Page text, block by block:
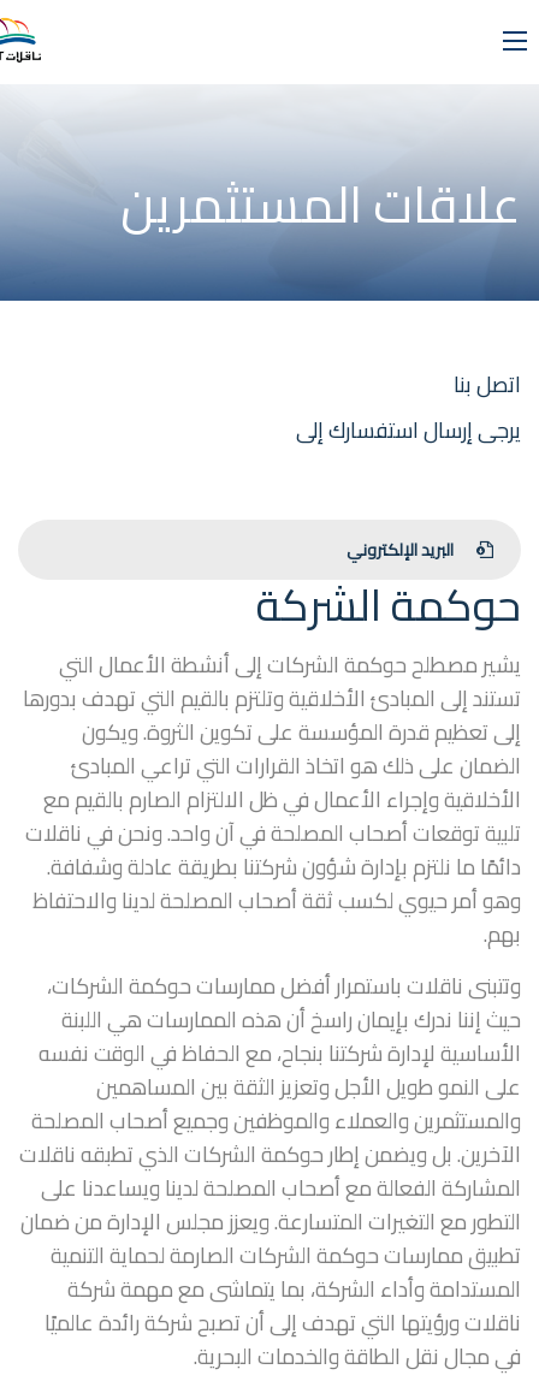
علاقات المستثمرين
اتصل بنا
يرجى إرسال استفسارك إلى
البريد الإلكتروني
حوكمة الشركة
يشير مصطلح حوكمة الشركات إلى أنشطة الأعمال التي
تستند إلى المبادئ الأخلاقية وتلتزم بالقيم التي تهدف بدورها
إلى تعظيم قدرة المؤسسة على تكوين الثروة. ويكون
الضمان على ذلك هو اتخاذ القرارات التي تراعي المبادئ
الأخلاقية وإجراء الأعمال في ظل الالتزام الصارم بالقيم مع
تلبية توقعات أصحاب المصلحة في آن واحد. ونحن في ناقلات
دائمًا ما نلتزم بإدارة شؤون شركتنا بطريقة عادلة وشفافة.
وهو أمر حيوي لكسب ثقة أصحاب المصلحة لدينا والاحتفاظ
بهم.
وتتبنى ناقلات باستمرار أفضل ممارسات حوكمة الشركات،
حيث إننا ندرك بإيمان راسخ أن هذه الممارسات هي اللبنة
الأساسية لإدارة شركتنا بنجاح، مع الحفاظ في الوقت نفسه
على النمو طويل الأجل وتعزيز الثقة بين المساهمين
والمستثمرين والعملاء والموظفين وجميع أصحاب المصلحة
الآخرين. بل ويضمن إطار حوكمة الشركات الذي تطبقه ناقلات
المشاركة الفعالة مع أصحاب المصلحة لدينا ويساعدنا على
التطور مع التغيرات المتسارعة. ويعزز مجلس الإدارة من ضمان
تطبيق ممارسات حوكمة الشركات الصارمة لحماية التنمية
المستدامة وأداء الشركة، بما يتماشى مع مهمة شركة
ناقلات ورؤيتها التي تهدف إلى أن تصبح شركة رائدة عالميًا
في مجال نقل الطاقة والخدمات البحرية.